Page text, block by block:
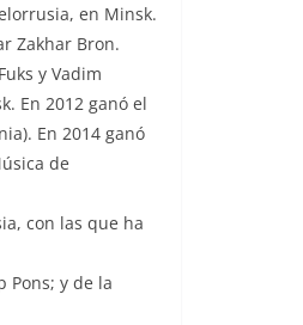
en Minsk.
Zakhar Bron.
y Vadim
En 2012 ganó el
En 2014 ganó
de
con las que ha
Pons; y de la